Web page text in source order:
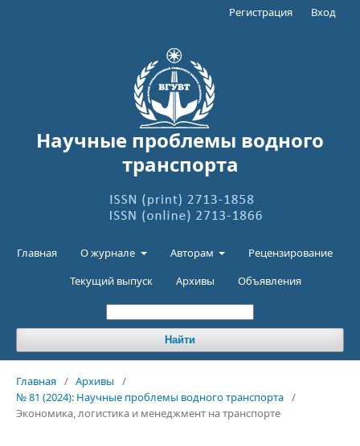
Научные проблемы водного
транспорта
Главная О журнале Авторам
Рецензирование
Текущий выпуск
Архивы Объявления
Найти
Регистрация Вход
Главная / Архивы
/
№ 81 (2024): Научные проблемы водного транспорта /
Экономика, логистика и менеджмент на транспорте